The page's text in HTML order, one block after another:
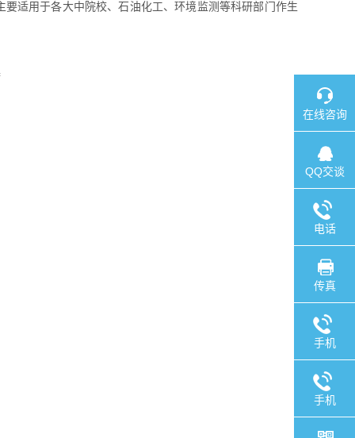
适用于各大中院校、石油化工、环境监测等科研部门作生
在线咨询
QQ交谈
电话
传真
手机
手机